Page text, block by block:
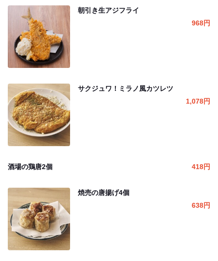
朝引き生アジフライ
968円
サクジュワ！ミラノ風カツレツ
1,078円
酒場の鶏唐2個 418円
焼売の唐揚げ4個
638円